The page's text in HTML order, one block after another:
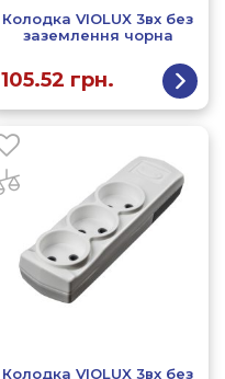
Колодка VIOLUX 3вх без
заземлення чорна
105.52 грн.
Колодка VIOLUX 3вх без